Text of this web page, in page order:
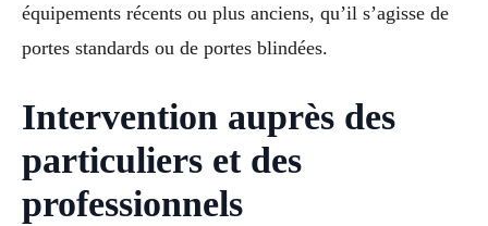
équipements récents ou plus anciens, qu’il s’agisse de
portes standards ou de portes blindées.
Intervention auprès des
particuliers et des
professionnels